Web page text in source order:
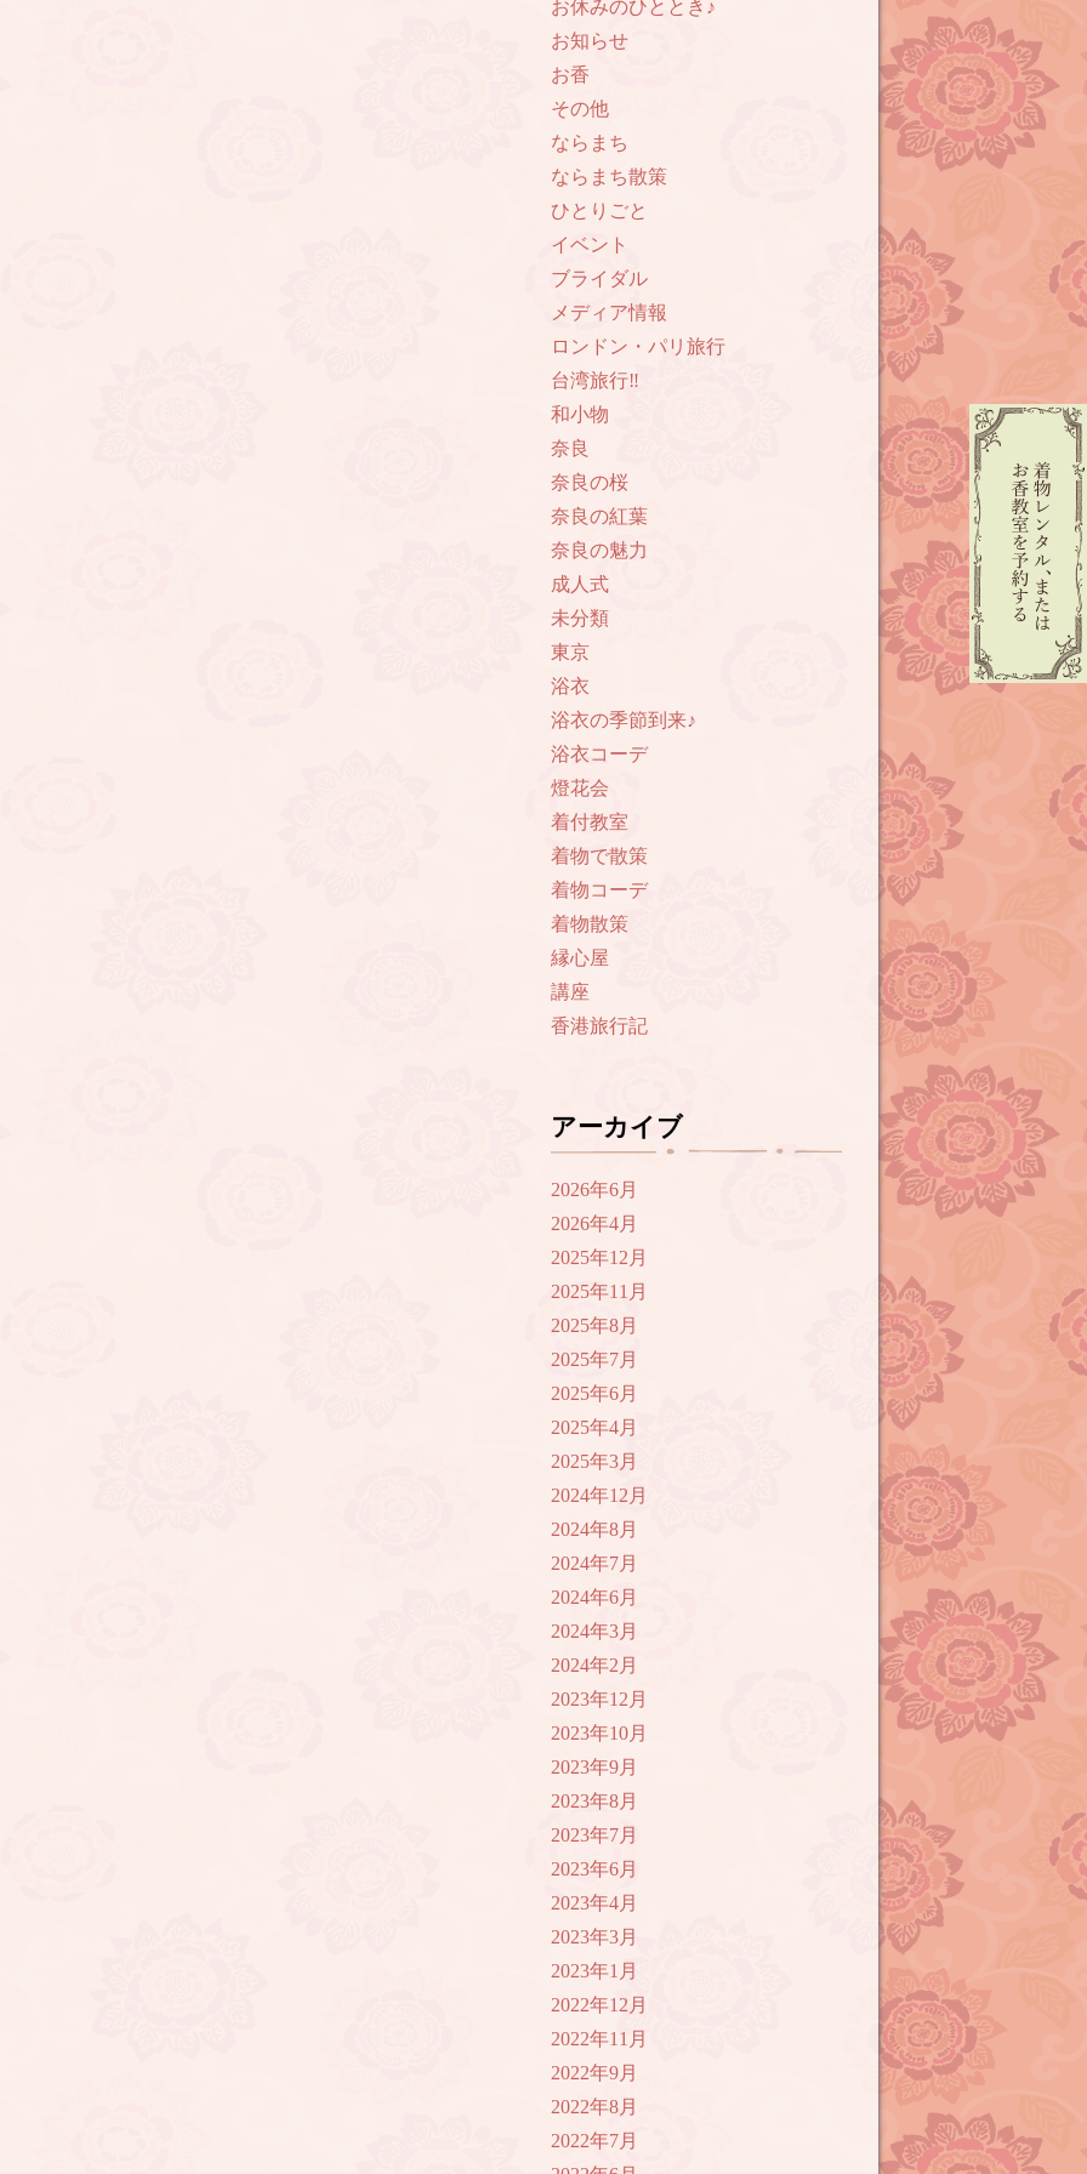
お休みのひととき♪
お知らせ
お香
その他
ならまち
ならまち散策
ひとりごと
イベント
ブライダル
メディア情報
ロンドン・パリ旅行
台湾旅行‼︎
和小物
奈良
奈良の桜
奈良の紅葉
奈良の魅力
成人式
未分類
東京
浴衣
浴衣の季節到来♪
浴衣コーデ
燈花会
着付教室
着物で散策
着物コーデ
着物散策
縁心屋
講座
香港旅行記
アーカイブ
2026年6月
2026年4月
2025年12月
2025年11月
2025年8月
2025年7月
2025年6月
2025年4月
2025年3月
2024年12月
2024年8月
2024年7月
2024年6月
2024年3月
2024年2月
2023年12月
2023年10月
2023年9月
2023年8月
2023年7月
2023年6月
2023年4月
2023年3月
2023年1月
2022年12月
2022年11月
2022年9月
2022年8月
2022年7月